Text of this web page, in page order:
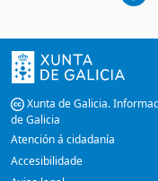
Xunta de Galicia.
de Galicia
Atención á cidadanía
Accesibilidade